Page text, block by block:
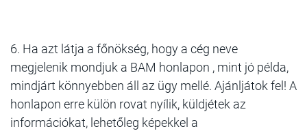
6. Ha azt látja a főnökség, hogy a cég neve
megjelenik mondjuk a BAM honlapon , mint jó példa,
mindjárt könnyebben áll az ügy mellé. Ajánljátok fel! A
honlapon erre külön rovat nyílik, küldjétek az
információkat, lehetőleg képekkel a